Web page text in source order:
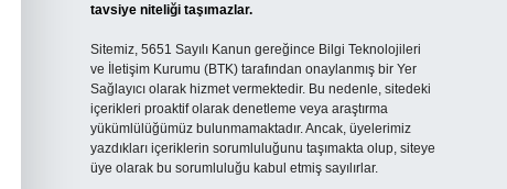
tavsiye niteliği taşımazlar.
Sitemiz, 5651 Sayılı Kanun gereğince Bilgi Teknolojileri
ve İletişim Kurumu (BTK) tarafından onaylanmış bir Yer
Sağlayıcı olarak hizmet vermektedir. Bu nedenle, sitedeki
içerikleri proaktif olarak denetleme veya araştırma
yükümlülüğümüz bulunmamaktadır. Ancak, üyelerimiz
yazdıkları içeriklerin sorumluluğunu taşımakta olup, siteye
üye olarak bu sorumluluğu kabul etmiş sayılırlar.